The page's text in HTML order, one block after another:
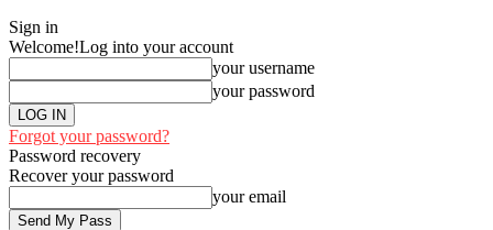
Sign in
Welcome!Log into your account
your username
your password
Forgot your password?
Password recovery
Recover your password
your email